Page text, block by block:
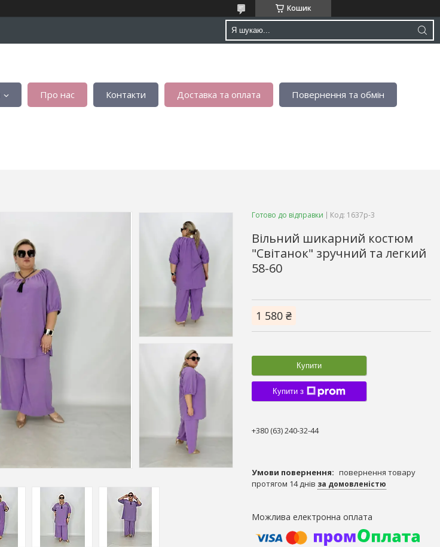
Кошик
Про нас Контакти Доставка та оплата Повернення та обмін
Готово до відправки Код: 1637р-3
Вільний шикарний костюм
"Світанок" зручний та легкий
58-60
1 580 ₴
Купити
Купити з
+380 (63) 240-32-44
повернення товару
протягом 14 днів за домовленістю